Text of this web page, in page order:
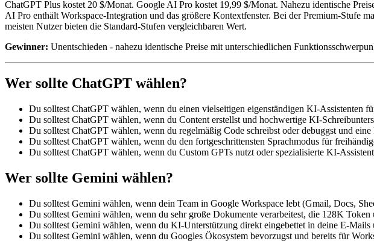
ChatGPT Plus kostet 20 $/Monat. Google AI Pro kostet 19,99 $/Monat. Nahezu identische
AI Pro enthält Workspace-Integration und das größere Kontextfenster. Bei der Premium-Stufe
meisten Nutzer bieten die Standard-Stufen vergleichbaren Wert.
Gewinner: Unentschieden - nahezu identische Preise mit unterschiedlichen
Wer sollte ChatGPT wählen?
Du solltest ChatGPT wählen, wenn du einen vielseitigen eigenständigen KI-Assistenten
Du solltest ChatGPT wählen, wenn du Content erstellst und hochwertige KI-
Du solltest ChatGPT wählen, wenn du regelmäßig Code schreibst oder debuggst und
Du solltest ChatGPT wählen, wenn du den fortgeschrittensten Sprachmodus für
Du solltest ChatGPT wählen, wenn du Custom GPTs nutzt oder spezialisierte KI-
Wer sollte Gemini wählen?
Du solltest Gemini wählen, wenn dein Team in Google Workspace lebt (Gmail, Docs,
Du solltest Gemini wählen, wenn du sehr große Dokumente verarbeitest, die 128K Token
Du solltest Gemini wählen, wenn du KI-Unterstützung direkt eingebettet in deine E-
Du solltest Gemini wählen, wenn du Googles Ökosystem bevorzugst und bereits für